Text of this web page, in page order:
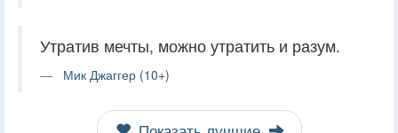
Утратив мечты, можно утратить и разум.
Мик Джаггер (10+)